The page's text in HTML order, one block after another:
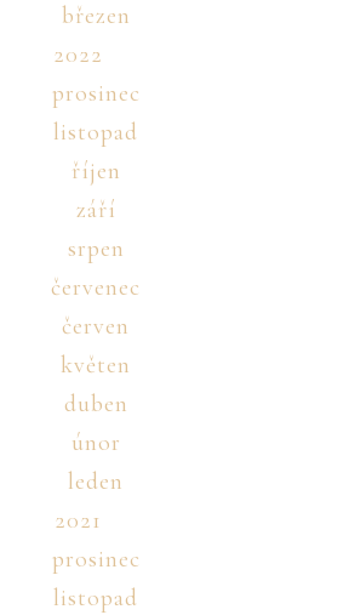
březen
2022
prosinec
listopad
říjen
září
srpen
červenec
červen
květen
duben
únor
leden
2021
prosinec
listopad